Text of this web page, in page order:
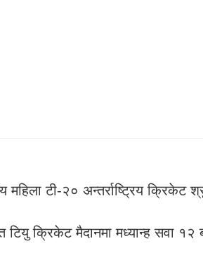
महिला टी-२० अन्तर्राष्ट्रिय
टियु क्रिकेट मैदानमा मध्यान्ह सवा